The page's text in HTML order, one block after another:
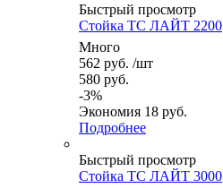
Быстрый просмотр
Стойка ТС ЛАЙТ 2200
Много
562 руб. /шт
580 руб.
-3%
Экономия 18 руб.
Подробнее
Быстрый просмотр
Стойка ТС ЛАЙТ 3000